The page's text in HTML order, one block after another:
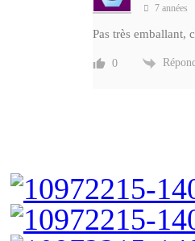
7 années
Pas très emballant,
0